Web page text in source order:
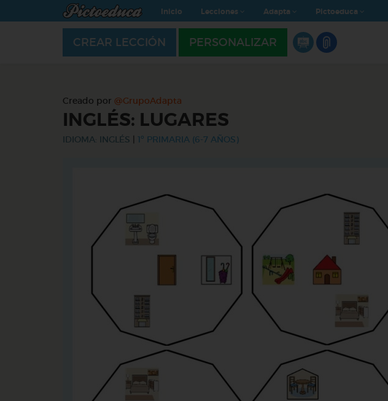
Inicio Lecciones Adapta Pictoeduca
CREAR LECCIÓN PERSONALIZAR
Creado por @GrupoAdapta
INGLÉS: LUGARES
IDIOMA: INGLÉS 1º PRIMARIA (6-7 AÑOS)